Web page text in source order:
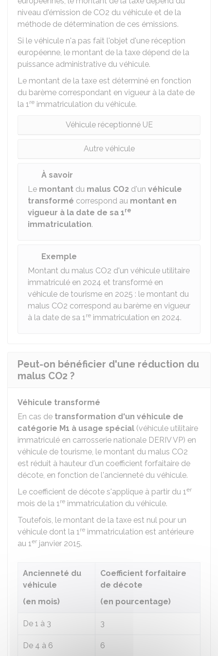
niveau d'émission de CO2 du véhicule et de la
méthode de détermination de ces émissions.
Si le véhicule n'a pas fait l'objet d'une réception
européenne, le montant de la taxe dépend de la
puissance administrative du véhicule.
Le montant de la taxe est déterminé en fonction
du barème correspondant en vigueur à la date de
la 1re immatriculation du véhicule.
Véhicule réceptionné UE
Autre véhicule
À savoir
Le montant du malus CO2 d'un véhicule
transformé correspond au montant en
vigueur à la date de sa 1re
immatriculation.
Exemple
Montant du malus CO2 d'un véhicule utilitaire
immatriculé en 2024 et transformé en
véhicule de tourisme en 2025 : le montant du
malus CO2 correspond au barème en vigueur
à la date de sa 1re immatriculation en 2024.
Peut-on bénéficier d'une réduction du
malus CO2 ?
Véhicule transformé
En cas de transformation d'un véhicule de
catégorie M1 à usage spécial (véhicule utilitaire
immatriculé en carrosserie nationale DERIV VP) en
véhicule de tourisme, le montant du malus CO2
est réduit à hauteur d'un coefficient forfaitaire de
décote, en fonction de l'ancienneté du véhicule.
Le coefficient de décote s'applique à partir du 1er
mois de la 1re immatriculation du véhicule.
Toutefois, le montant de la taxe est nul pour un
véhicule dont la 1re immatriculation est antérieure
au 1er janvier 2015.
Ancienneté du
véhicule
(en mois)
Coefficient forfaitaire
de décote
(en pourcentage)
De 1 à 3 3
De 4 à 6 6